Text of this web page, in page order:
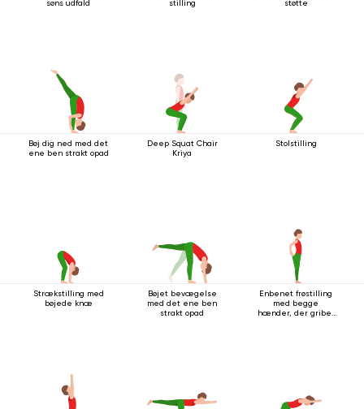
søns udfald
stilling
støtte
Bøj dig ned med det
ene ben strakt opad
Deep Squat Chair
Kriya
Stolstilling
Strækstilling med
bøjede knæ
Bøjet bevægelse
med det ene ben
strakt opad
Enbenet frøstilling
med begge
hænder, der griber